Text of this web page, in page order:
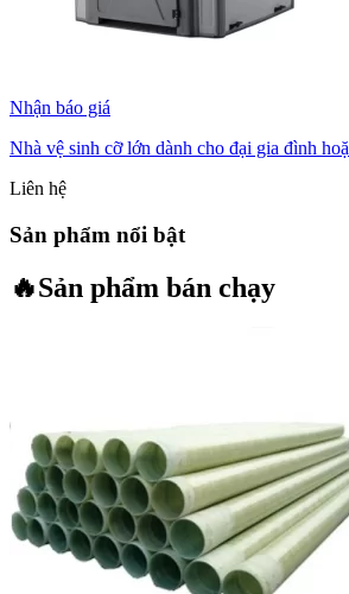
Nhận báo giá
Nhà vệ sinh cỡ lớn dành cho đại gia đình
Liên hệ
Sản phẩm nổi bật
🔥Sản phẩm bán chạy